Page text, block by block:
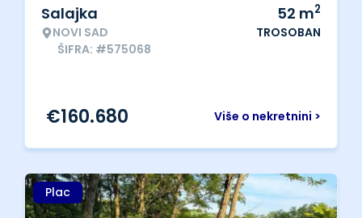
Salajka
NOVI SAD
ŠIFRA: #575068
52 m2
TROSOBAN
Više o nekretnini >
€160.680
Plac